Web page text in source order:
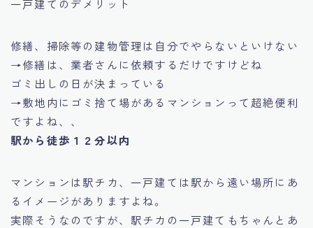
一戸建てのデメリット
修繕、掃除等の建物管理は自分でやらないといけない
→修繕は、業者さんに依頼するだけですけどね
ゴミ出しの日が決まっている
→敷地内にゴミ捨て場があるマンションって超絶便利
ですよね、、
駅から徒歩１２分以内
マンションは駅チカ、一戸建ては駅から遠い場所にあ
るイメージがありますよね。
実際そうなのですが、駅チカの一戸建てもちゃんとあ